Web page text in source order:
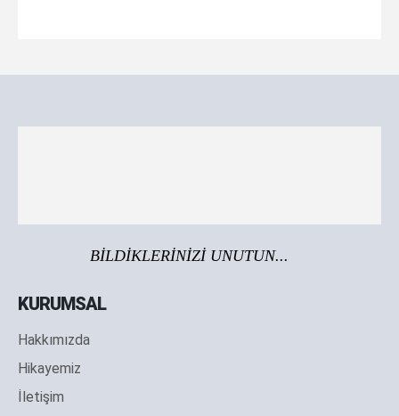
BİLDİKLERİNİZİ UNUTUN...
KURUMSAL
Hakkımızda
Hikayemiz
İletişim